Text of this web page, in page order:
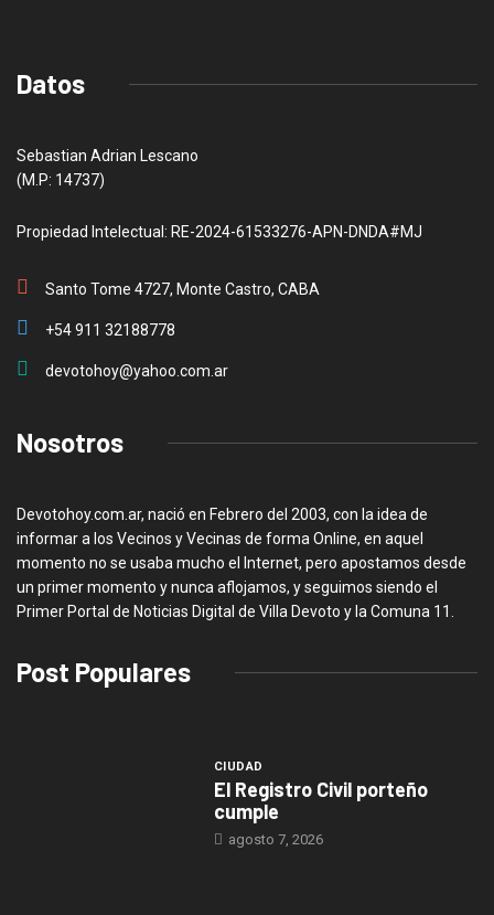
Datos
Sebastian Adrian Lescano
(M.P: 14737)
Propiedad Intelectual: RE-2024-61533276-APN-DNDA#MJ
Santo Tome 4727, Monte Castro, CABA
+54 911 32188778
devotohoy@yahoo.com.ar
Nosotros
Devotohoy.com.ar, nació en Febrero del 2003, con la idea de
informar a los Vecinos y Vecinas de forma Online, en aquel
momento no se usaba mucho el Internet, pero apostamos desde
un primer momento y nunca aflojamos, y seguimos siendo el
Primer Portal de Noticias Digital de Villa Devoto y la Comuna 11.
Post Populares
CIUDAD
El Registro Civil porteño
cumple
agosto 7, 2026